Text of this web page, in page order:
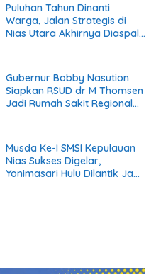
Puluhan Tahun Dinanti
Warga, Jalan Strategis di
Nias Utara Akhirnya Diaspal
Gubernur Bobby Nasution
Siapkan RSUD dr M Thomsen
Jadi Rumah Sakit Regional
Musda Ke-I SMSI Kepulauan
Nias Sukses Digelar,
Yonimasari Hulu Dilantik Jadi